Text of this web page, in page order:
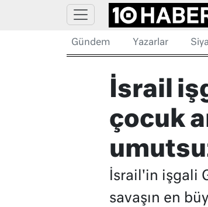
Gündem Yazarlar
İsrail
çocuk
İsrail'in işgali
savaşın en